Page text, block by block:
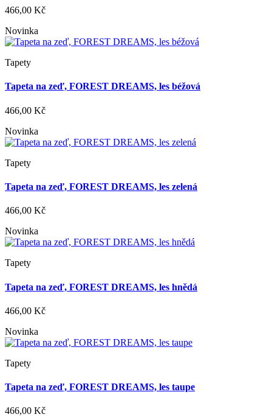
466,00 Kč
Novinka
Tapety
Tapeta na zeď, FOREST DREAMS, les béžová
466,00 Kč
Novinka
Tapety
Tapeta na zeď, FOREST DREAMS, les zelená
466,00 Kč
Novinka
Tapety
Tapeta na zeď, FOREST DREAMS, les hnědá
466,00 Kč
Novinka
Tapety
Tapeta na zeď, FOREST DREAMS, les taupe
466,00 Kč